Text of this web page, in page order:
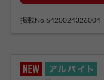
掲載No.6420024326004